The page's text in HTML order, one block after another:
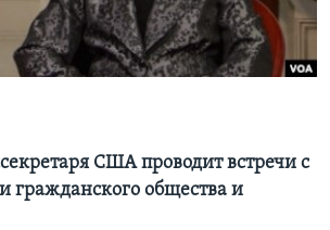
США проводит встречи с
гражданского общества и